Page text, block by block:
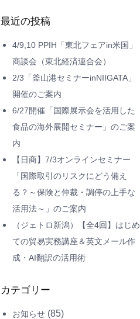
最近の投稿
4/9,10 PPIH「東北フェアin米国」
商談会（東北経済連合会）
2/3「釜山港セミナーinNIIGATA」
開催のご案内
6/27開催「国際展示会を活用した
食品の海外展開セミナー」のご案
内
【日商】7/3オンラインセミナー
「国際取引のリスクにどう備え
る？～保険と仲裁・調停の上手な
活用法～」のご案内
（ジェトロ新潟）【全4回】はじめ
ての貿易実務講座＆英文メール作
成・AI翻訳の活用術
カテゴリー
お知らせ(85)